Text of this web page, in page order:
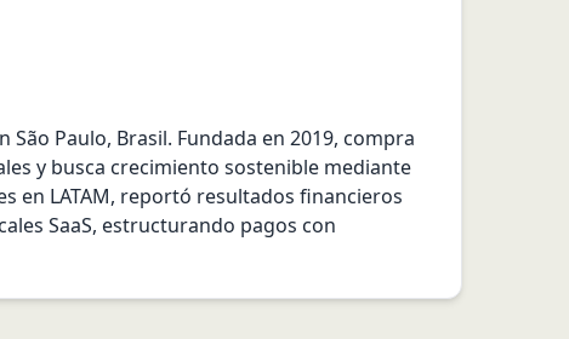
Paulo, Brasil. Fundada en 2019, compra
y busca crecimiento sostenible mediante
en LATAM, reportó resultados financieros
SaaS, estructurando pagos con